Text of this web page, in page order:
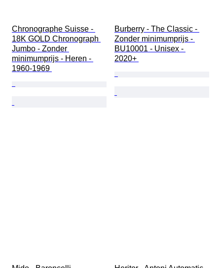
Chronographe Suisse -
18K GOLD Chronograph
Jumbo - Zonder
minimumprijs - Heren -
1960-1969
Burberry - The Classic -
Zonder minimumprijs -
BU10001 - Unisex -
2020+